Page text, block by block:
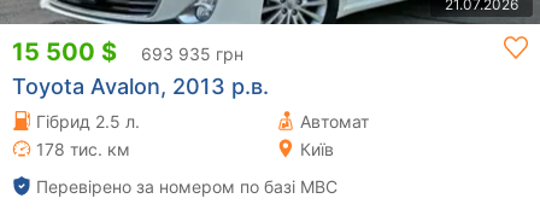
21.07.2026
15 500 $ 693 935 грн
Toyota Avalon, 2013 р.в.
Гібрид 2.5 л.
Автомат
178 тис. км
Київ
Перевірено за номером по базі МВС